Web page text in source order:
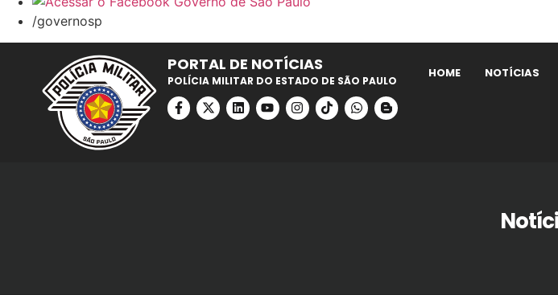
/governosp
PORTAL DE NOTÍCIAS
POLÍCIA MILITAR DO ESTADO DE SÃO PAULO
HOME NOTÍCIAS